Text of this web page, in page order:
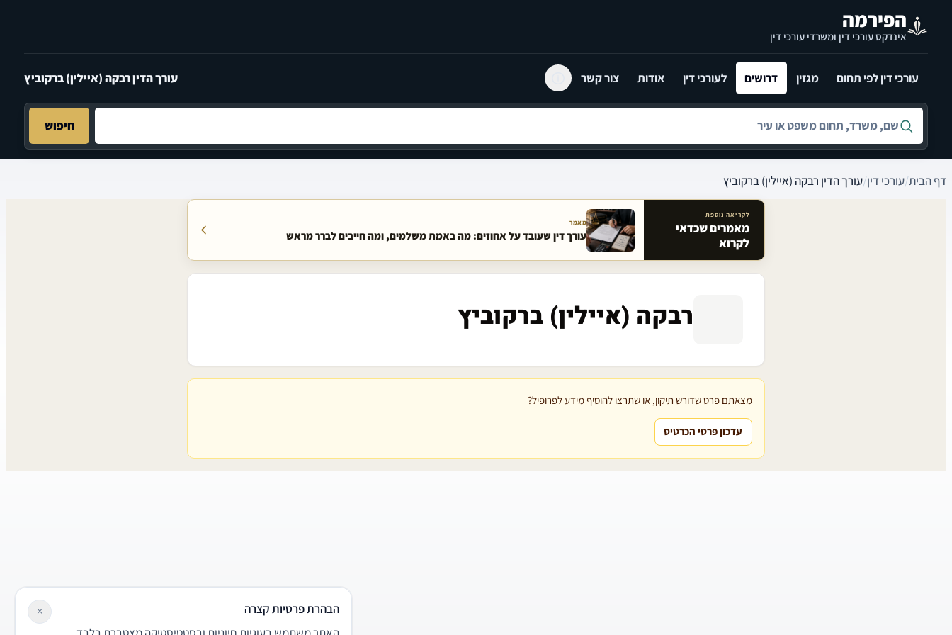
הפירמה
אינדקס עורכי דין ומשרדי עורכי דין
עורכי דין לפי תחום מגזין דרושים לעורכי דין אודות צור קשר עורך הדין רבקה (איילין) ברקוביץ
חיפוש לפי שם, משרד, תחום משפט או עיר
חיפוש
דף הבית/עורכי דין/עורך הדין רבקה (איילין) ברקוביץ
מאמרים קשורים באתר
לקריאה נוספת
מאמרים שכדאי
לקרוא
מאמר
עורך דין שעובד על אחוזים: מה באמת משלמים, ומה חייבים לברר מראש
רבקה (איילין) ברקוביץ
מצאתם פרט שדורש תיקון, או שתרצו להוסיף מידע לפרופיל?
עדכון פרטי הכרטיס
הבהרת פרטיות קצרה
×